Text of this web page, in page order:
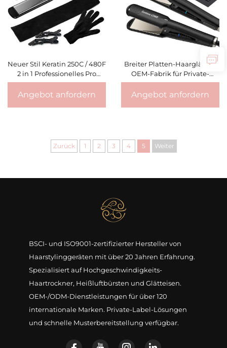
Neuer Stil Keratin 250C / 480F
2 in 1 Professionelles Pro
Nano-Titan-Haarglätteisen
Flachbügeleisen mit
Angebot anfordern
Breiter Platten-Haarglätter-
OEM-Fabrik für Private-
Label-Marken
Angebot anfordern
Zurück 1 2 3 4 5 Weiter
BSCI- und ISO9001-zertifizierter Hersteller von
Haarstylinggeräten mit über 20 Jahren Erfahrung.
Spezialisiert auf Hochgeschwindigkeits-
Haartrockner, Heißluftbürsten und Glätteisen.
OEM-/ODM-Dienstleistungen für über 120
internationale Marken. Private-Label-Lösungen
und schnelle Musterbereitstellung verfügbar.